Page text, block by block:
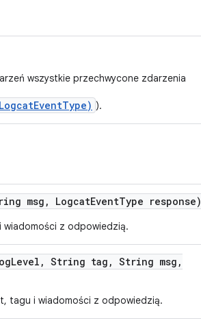
wszystkie przechwycone zdarzenia
).
msg , LogcatEventType response)
z odpowiedzią.
Level , String tag , String msg ,
tagu i wiadomości z odpowiedzią.